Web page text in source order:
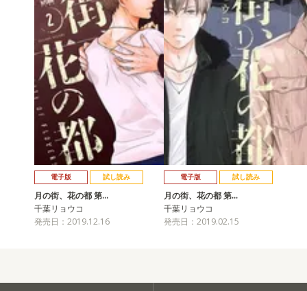
電子版 試し読み
月の街、花の都 第…
千葉リョウコ
発売日：2019.12.16
電子版 試し読み
月の街、花の都 第…
千葉リョウコ
発売日：2019.02.15